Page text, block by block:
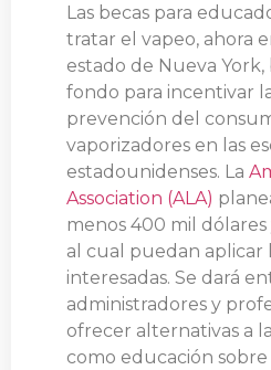
Las becas para
tratar el vapeo, ahora
estado de Nueva
fondo para incentivar
prevención del
vaporizadores en las
estadounidenses. La
Association (ALA)
menos 400 mil
al cual puedan aplicar
interesadas. Se dará
administradores y
ofrecer alternativas a
como educación